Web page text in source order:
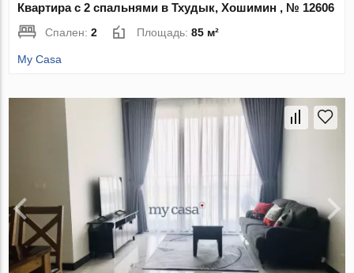
Квартира с 2 спальнями в Тхудык, Хошимин , № 12606
Спален:2 Площадь:85 м²
My Casa